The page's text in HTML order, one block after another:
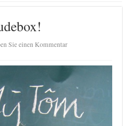
Sie einen Kommentar